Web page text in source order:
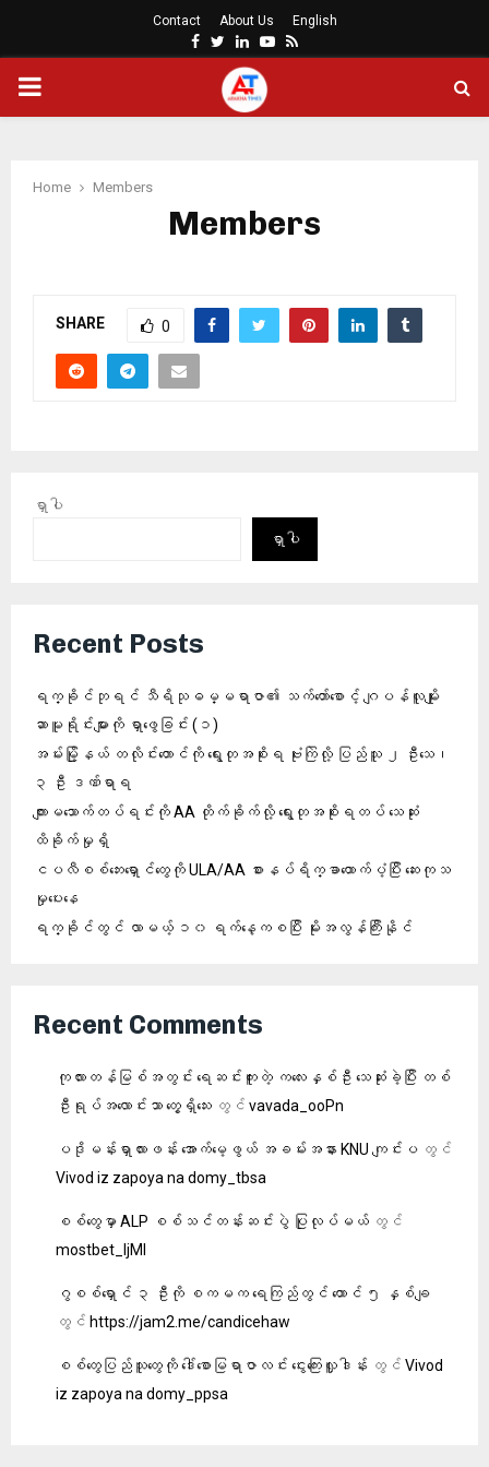
Contact About Us English
Facebook
Twitter
LinkedinYoutube
Rss
PRIMARY
Home Members
Members
SHARE 0
ရှာပါ
ရှာပါ
Recent Posts
ရက္ခိုင်ဘုရင် သီရိသုဓမ္မရာဇာ၏ သက်တော်စောင့် ဂျပန်လူမျိုး
ဆာမူရိုင်းများကို ရှာဖွေခြင်း (၁)
အမ်းမြို့နယ် တလိုင်းတောင်ကို ရွေးတုအစိုးရ ဗုံးကြဲလို့ ပြည်သူ ၂ ဦးသေ၊
၃ ဦး ဒဏ်ရာရ
ကျားမသောက်တပ်ရင်းကို AA တိုက်ခိုက်လို့ ရွေးတုအစိုးရတပ် သေဆုံး
ထိခိုက်မှုရှိ
ငပလီစစ်ဘေးရှောင်တွေကို ULA/AA စားနပ်ရိက္ခာထောက်ပံ့ပြီး ဆေးကုသ
မှုပေးနေ
ရက္ခိုင်တွင် လာမယ့် ၁၀ ရက်နေ့ကစပြီး မိုးအလွန်ကြီးနိုင်
Recent Comments
ကုလားတန်မြစ်အတွင်း ရေဆင်းကူးတဲ့ ကလေးနှစ်ဦး သေဆုံးခဲ့ပြီး တစ်
ဦးရုပ်အလောင်းသာ တွေ့ရှိသေး တွင် vavada_ooPn
ပဒိုမန်းရှာလားဖန်း အောက်မေ့ဖွယ် အခမ်းအနား KNU ကျင်းပ တွင်
Vivod iz zapoya na domy_tbsa
စစ်တွေမှာ ALP စစ်သင်တန်းဆင်းပွဲ ပြုလုပ်မယ် တွင်
mostbet_ljMl
ဂွစစ်ရှောင် ၃ ဦးကို စကမက ရေကြည်တွင် ထောင် ၅ နှစ်ချ
တွင် https://jam2.me/candicehaw
စစ်တွေပြည်သူတွေကို ဒေါ်စောမြရာဇာလင်း ငွေးကြေးလှူဒါန်း တွင် Vivod
iz zapoya na domy_ppsa